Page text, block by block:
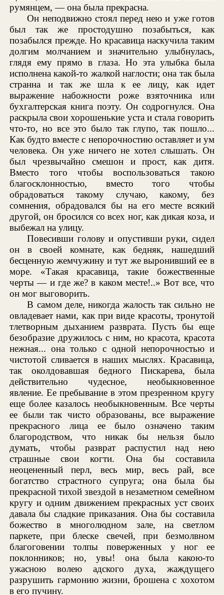
румянцем, — она была прекрасна.
Он неподвижно стоял перед нею и уже готов
был так же простодушно позабыться, как
позабылся прежде. Но красавица наскучила таким
долгим молчанием и значительно улыбнулась,
глядя ему прямо в глаза. Но эта улыбка была
исполнена какой-то жалкой наглости; она так была
странна и так же шла к ее лицу, как идет
выражение набожности роже взяточника или
бухгалтерская книга поэту. Он содрогнулся. Она
раскрыла свои хорошенькие уста и стала говорить
что-то, но все это было так глупо, так пошло...
Как будто вместе с непорочностию оставляет и ум
человека. Он уже ничего не хотел слышать. Он
был чрезвычайно смешон и прост, как дитя.
Вместо того чтобы воспользоваться такою
благосклонностью, вместо того чтобы
обрадоваться такому случаю, какому, без
сомнения, обрадовался бы на его месте всякий
другой, он бросился со всех ног, как дикая коза, и
выбежал на улицу.
Повесивши голову и опустивши руки, сидел
он в своей комнате, как бедняк, нашедший
бесценную жемчужину и тут же выронивший ее в
море. «Такая красавица, такие божественные
черты — и где же? в каком месте!..» Вот все, что
он мог выговорить.
В самом деле, никогда жалость так сильно не
овладевает нами, как при виде красоты, тронутой
тлетворным дыханием разврата. Пусть бы еще
безобразие дружилось с ним, но красота, красота
нежная... она только с одной непорочностью и
чистотой сливается в наших мыслях. Красавица,
так околдовавшая бедного Пискарева, была
действительно чудесное, необыкновенное
явление. Ее пребывание в этом презренном кругу
еще более казалось необыкновенным. Все черты
ее были так чисто образованы, все выражение
прекрасного лица ее было означено таким
благородством, что никак бы нельзя было
думать, чтобы разврат распустил над нею
страшные свои когти. Она бы составила
неоцененный перл, весь мир, весь рай, все
богатство страстного супруга; она была бы
прекрасной тихой звездой в незаметном семейном
кругу и одним движением прекрасных уст своих
давала бы сладкие приказания. Она бы составила
божество в многолюдном зале, на светлом
паркете, при блеске свечей, при безмолвном
благоговении толпы поверженных у ног ее
поклонников; но, увы! она была какою-то
ужасною волею адского духа, жаждущего
разрушить гармонию жизни, брошена с хохотом
в его пучину.